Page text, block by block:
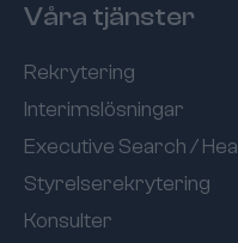
Våra tjänster
Rekrytering
Interimslösningar
Executive Search /
Styrelserekrytering
Konsulter